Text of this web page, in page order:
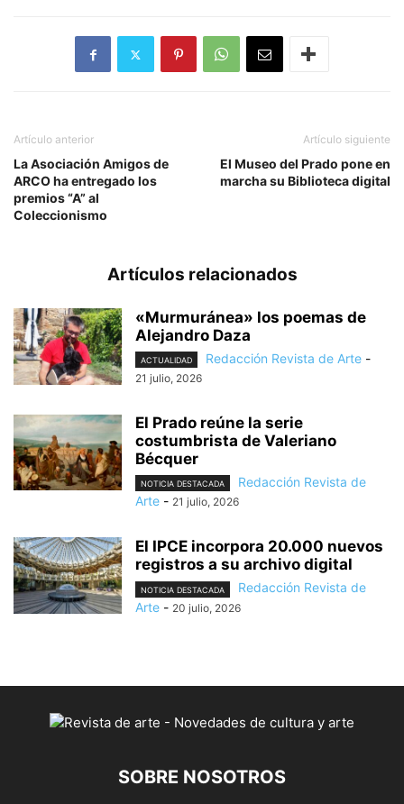
Artículo anterior
La Asociación Amigos de
ARCO ha entregado los
premios “A” al
Coleccionismo
Artículo siguiente
El Museo del Prado pone en
marcha su Biblioteca digital
Artículos relacionados
«Murmuránea» los poemas de
Alejandro Daza
ACTUALIDAD Redacción Revista de Arte -
21 julio, 2026
El Prado reúne la serie
costumbrista de Valeriano
Bécquer
NOTICIA DESTACADA
Redacción Revista de
Arte - 21 julio, 2026
El IPCE incorpora 20.000 nuevos
registros a su archivo digital
NOTICIA DESTACADA
Redacción Revista de
Arte - 20 julio, 2026
SOBRE NOSOTROS